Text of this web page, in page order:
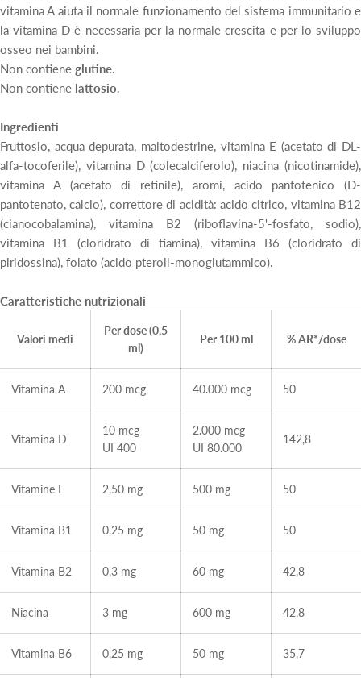
vitamina A aiuta il normale funzionamento del sistema immunitario e
la vitamina D è necessaria per la normale crescita e per lo sviluppo
osseo nei bambini.
Non contiene glutine.
Non contiene lattosio.
Ingredienti
Fruttosio, acqua depurata, maltodestrine, vitamina E (acetato di DL-
alfa-tocoferile), vitamina D (colecalciferolo), niacina (nicotinamide),
vitamina A (acetato di retinile), aromi, acido pantotenico (D-
pantotenato, calcio), correttore di acidità: acido citrico, vitamina B12
(cianocobalamina), vitamina B2 (riboflavina-5'-fosfato, sodio),
vitamina B1 (cloridrato di tiamina), vitamina B6 (cloridrato di
piridossina), folato (acido pteroil-monoglutammico).
Caratteristiche nutrizionali
Valori medi
Per dose (0,5
ml)
Per 100 ml % AR*/dose
Vitamina A 200 mcg 40.000 mcg 50
Vitamina D
10 mcg
UI 400
2.000 mcg
UI 80.000
142,8
Vitamine E 2,50 mg 500 mg 50
Vitamina B1 0,25 mg 50 mg 50
Vitamina B2 0,3 mg 60 mg 42,8
Niacina 3 mg 600 mg 42,8
Vitamina B6 0,25 mg 50 mg 35,7